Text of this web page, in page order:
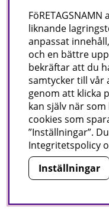
Grön/Vit 40 cm
Concept Microfibre
liknande
anpassat
och en bättre
bekräftar att du
samtycker till vår
genom att klicka
kan själv när
cookies som
”Inställningar”.
Integritetspolicy
Inställningar